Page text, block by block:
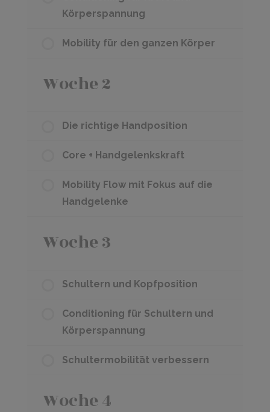
Körperspannung
Mobility für den ganzen Körper
Woche 2
Die richtige Handposition
Core + Handgelenkskraft
Mobility Flow mit Fokus auf die
Handgelenke
Woche 3
Schultern und Kopfposition
Conditioning für Schultern und
Körperspannung
Schultermobilität verbessern
Woche 4